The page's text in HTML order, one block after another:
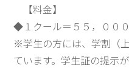
【料金】
◆１クール＝５５，０００
※学生の方には、学割（
ています。学生証の提示